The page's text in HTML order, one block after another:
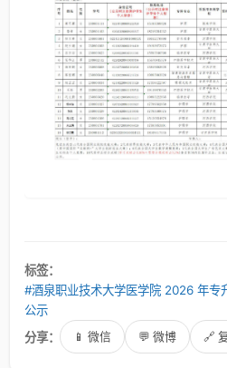
标签：
#酒泉职业技术大学医学院 2026 年专
公示
分享：
📱 微信 💬 微博 🔗